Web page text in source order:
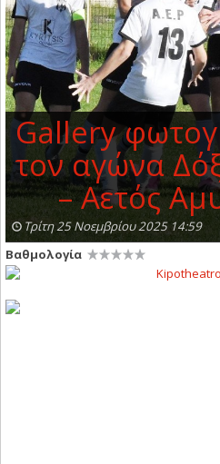
Gallery
τον αγώνα
– Αετός
Τρίτη 25 Νοεμβρίου 2025 14:59
Βαθμολογία